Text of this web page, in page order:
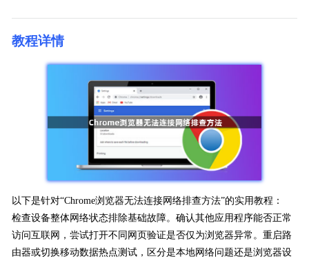
教程详情
以下是针对“Chrome浏览器无法连接网络排查方法”的实用教程：
检查设备整体网络状态排除基础故障。确认其他应用程序能否正常
访问互联网，尝试打开不同网页验证是否仅为浏览器异常。重启路
由器或切换移动数据热点测试，区分是本地网络问题还是浏览器设